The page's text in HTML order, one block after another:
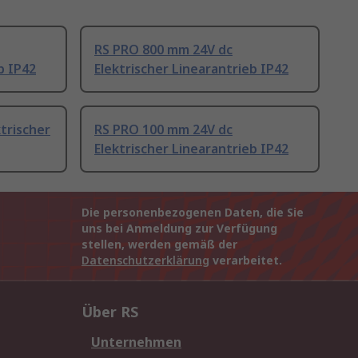
IP42
RS PRO 800 mm 24V dc
Elektrischer Linearantrieb IP42
RS PRO 100 mm 24V dc
Elektrischer Linearantrieb IP42
Die personenbezogenen Daten, die Sie
uns bei Anmeldung zur Verfügung
stellen, werden gemäß der
Datenschutzerklärung verarbeitet.
Über RS
Unternehmen